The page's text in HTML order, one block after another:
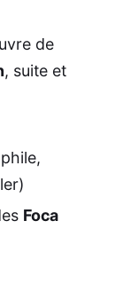
de
, suite et
Foca